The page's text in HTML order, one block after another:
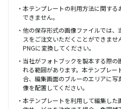
本テンプレートの利用方法に関す
できません。
他の保存形式の画像ファイルでは
スをご注文いただくことができま
PNGに変換してください。
当社がフォトブックを製本する際の
れる範囲があります。本テンプレー
合、編集画面のブルーのエリアに
像を配置してください。
本テンプレートを利用して編集し